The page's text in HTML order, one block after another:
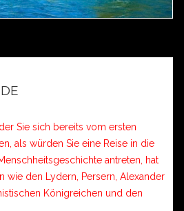
Sie sich bereits vom ersten
als würden Sie eine Reise in die
antreten, hat
wie den Lydern, Persern, Alexander
Königreichen und den